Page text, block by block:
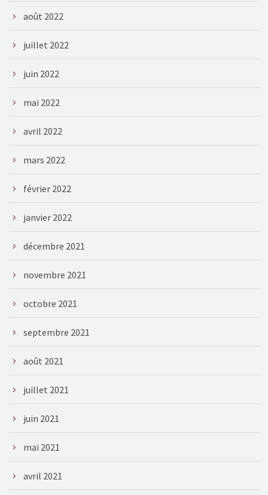
août 2022
juillet 2022
juin 2022
mai 2022
avril 2022
mars 2022
février 2022
janvier 2022
décembre 2021
novembre 2021
octobre 2021
septembre 2021
août 2021
juillet 2021
juin 2021
mai 2021
avril 2021